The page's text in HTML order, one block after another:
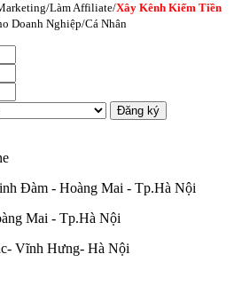
Làm Affiliate/Xây Kênh Kiếm Tiền
Doanh Nghiệp/Cá Nhân
Đăng ký
Đàm - Hoàng Mai - Tp.Hà Nội
Mai - Tp.Hà Nội
Vĩnh Hưng- Hà Nội